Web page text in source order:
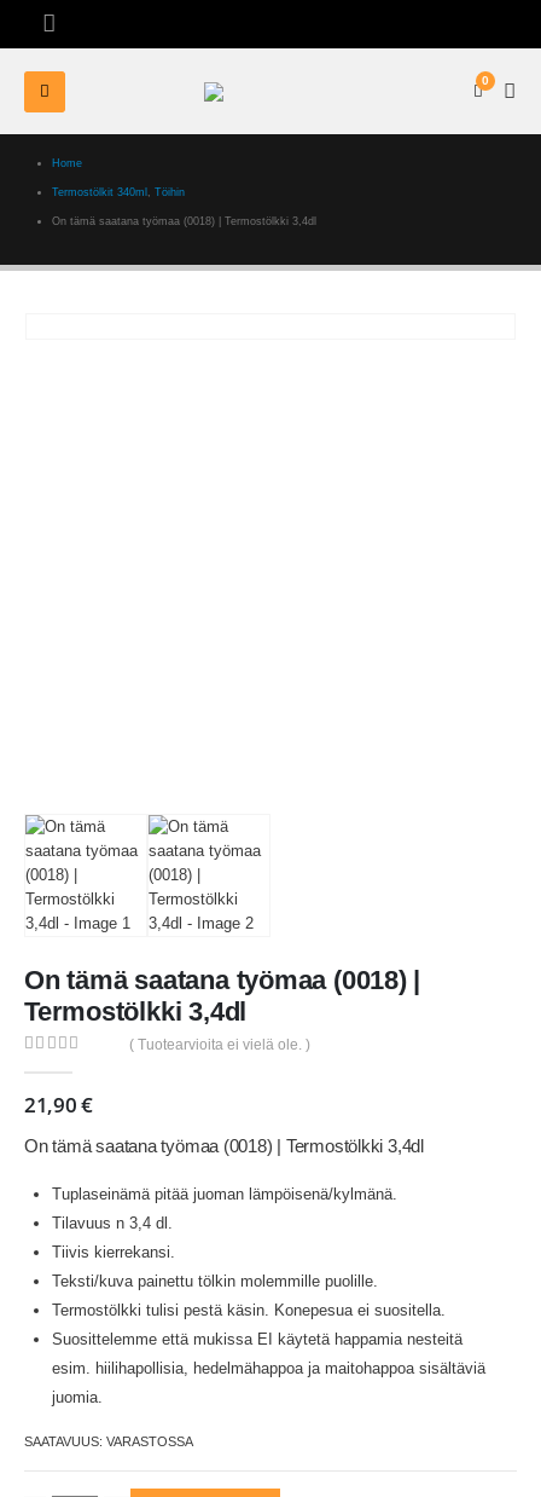
0
Home
Termostölkit 340ml ,Töihin
On tämä saatana työmaa (0018) | Termostölkki 3,4dl
On tämä saatana työmaa (0018) |
Termostölkki 3,4dl
( Tuotearvioita ei vielä ole. )
21,90€
On tämä saatana työmaa (0018) | Termostölkki 3,4dl
Tuplaseinämä pitää juoman lämpöisenä/kylmänä.
Tilavuus n 3,4 dl.
Tiivis kierrekansi.
Teksti/kuva painettu tölkin molemmille puolille.
Termostölkki tulisi pestä käsin. Konepesua ei suositella.
Suosittelemme että mukissa EI käytetä happamia nesteitä
esim. hiilihapollisia, hedelmähappoa ja maitohappoa sisältäviä
juomia.
SAATAVUUS: VARASTOSSA